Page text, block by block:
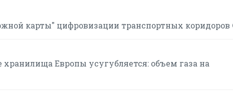
карты" цифровизации транспортных
Европы усугубляется: объем газа на